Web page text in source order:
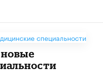
новые